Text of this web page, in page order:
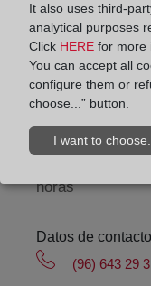
Address:
Marqués de
Horario:
Agosto: De
horas
Datos de
(96) 643 29
It also uses third-
analytical purposes
Click HERE for more
You can accept all
configure them or
choose...” button.
I want to choose...